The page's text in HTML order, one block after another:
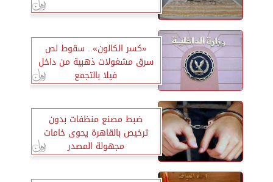
«كسر الكالون».. سقوط لص
سرق مشغولات ذهبية من داخل
فيلا بالتجمع
ضبط مصنع منظفات بدون
ترخيص بالقاهرة يحوى خامات
مجهولة المصدر